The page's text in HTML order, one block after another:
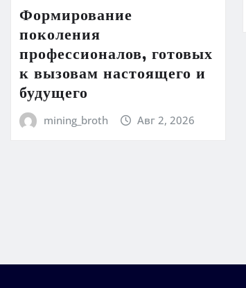
Формирование
поколения
профессионалов, готовых
к вызовам настоящего и
будущего
mining_broth Авг 2, 2026